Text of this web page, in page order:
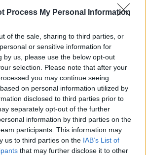
Process My Personal Information
of the sale, sharing to third parties, or
or sensitive information for
by us, please use the below opt-out
selection. Please note that after your
you may continue seeing
on personal information utilized by
disclosed to third parties prior to
separately opt-out of the further
information by third parties on the
participants. This information may
us to third parties on the IAB’s List of
that may further disclose it to other
a hitelállomány bővülése, a
bevételek magukhoz térése
képest, hanem historikusan is
a JP Morgannél: a bevételek 6,3%-
jutó nettó eredmény (EPS) pedig
az előző év azonos időszakához
azonban, hogy a bázis nem volt túl
kifejezetten gyenge volt a befektetési
kötvény üzletágak)...